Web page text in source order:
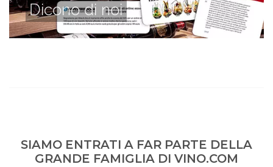
Dicono di noi
SIAMO ENTRATI A FAR PARTE DELLA
GRANDE FAMIGLIA DI VINO.COM